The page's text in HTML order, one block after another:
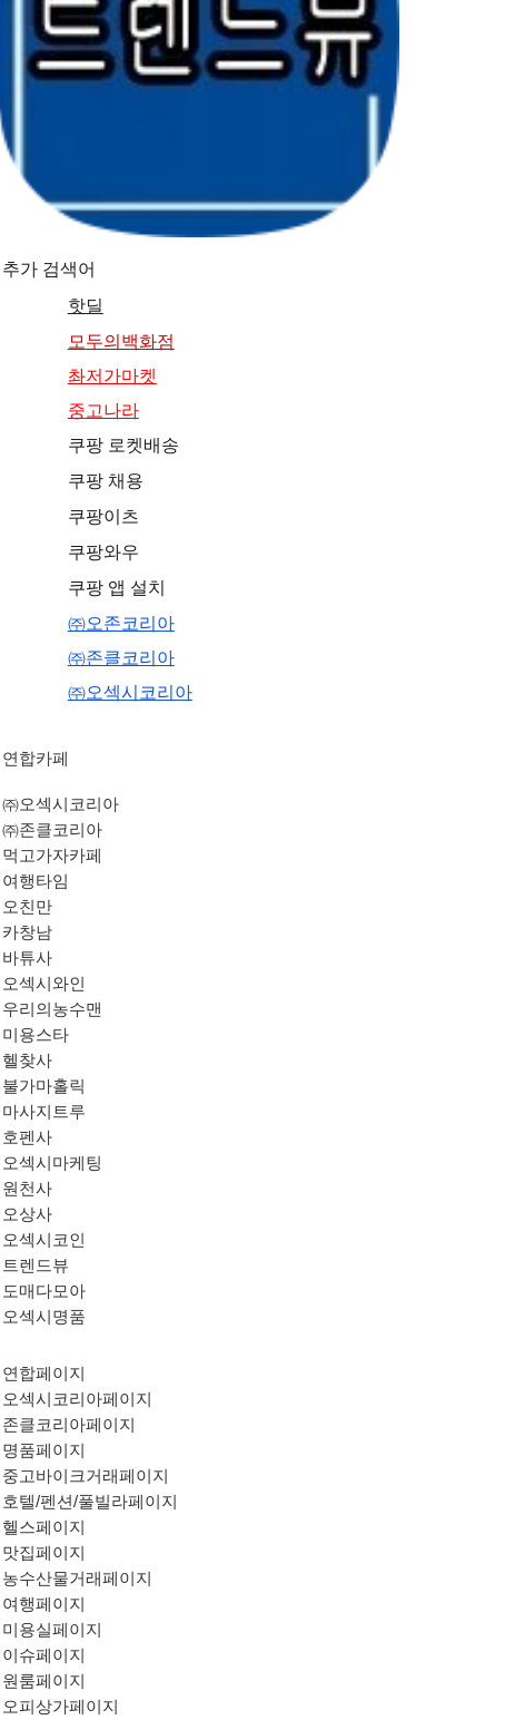
추가 검색어
핫딜
모두의백화점
촤저가마켓
중고나라
쿠팡 로켓배송
쿠팡 채용
쿠팡이츠
쿠팡와우
쿠팡 앱 설치
㈜오존코리아
㈜존클코리아
㈜오섹시코리아
연합카페
㈜오섹시코리아
㈜존클코리아
먹고가자카페
여행타임
오친만
카창남
바튜사
오섹시와인
우리의농수맨
미용스타
헬찾사
불가마홀릭
마사지트루
호펜사
오섹시마케팅
원천사
오상사
오섹시코인
트렌드뷰
도매다모아
오섹시명품
연합페이지
오섹시코리아페이지
존클코리아페이지
명품페이지
중고바이크거래페이지
호텔/펜션/풀빌라페이지
헬스페이지
맛집페이지
농수산물거래페이지
여행페이지
미용실페이지
이슈페이지
원룸페이지
오피상가페이지